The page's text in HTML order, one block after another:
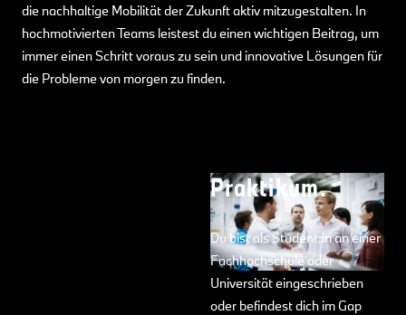
die nachhaltige Mobilität der Zukunft aktiv mitzugestalten. In
hochmotivierten Teams leistest du einen wichtigen Beitrag, um
immer einen Schritt voraus zu sein und innovative Lösungen für
die Probleme von morgen zu finden.
Praktikum.
Du bist als Student:in an einer
Fachhochschule oder
Universität eingeschrieben
oder befindest dich im Gap